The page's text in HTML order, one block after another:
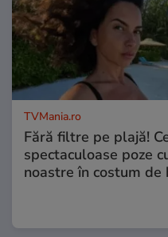
TVMania.ro
Fără filtre pe plajă!
spectaculoase poze
noastre în costum de